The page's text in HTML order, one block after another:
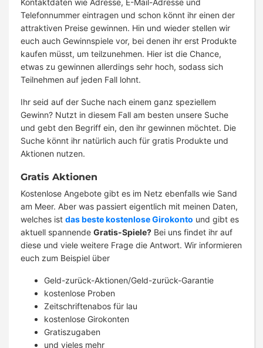
Kontaktdaten wie Adresse, E-Mail-Adresse und
Telefonnummer eintragen und schon könnt ihr einen der
attraktiven Preise gewinnen. Hin und wieder stellen wir
euch auch Gewinnspiele vor, bei denen ihr erst Produkte
kaufen müsst, um teilzunehmen. Hier ist die Chance,
etwas zu gewinnen allerdings sehr hoch, sodass sich
Teilnehmen auf jeden Fall lohnt.
Ihr seid auf der Suche nach einem ganz speziellem
Gewinn? Nutzt in diesem Fall am besten unsere Suche
und gebt den Begriff ein, den ihr gewinnen möchtet. Die
Suche könnt ihr natürlich auch für gratis Produkte und
Aktionen nutzen.
Gratis Aktionen
Kostenlose Angebote gibt es im Netz ebenfalls wie Sand
am Meer. Aber was passiert eigentlich mit meinen Daten,
welches ist das beste kostenlose Girokonto und gibt es
aktuell spannende Gratis-Spiele? Bei uns findet ihr auf
diese und viele weitere Frage die Antwort. Wir informieren
euch zum Beispiel über
Geld-zurück-Aktionen/Geld-zurück-Garantie
kostenlose Proben
Zeitschriftenabos für lau
kostenlose Girokonten
Gratiszugaben
und vieles mehr